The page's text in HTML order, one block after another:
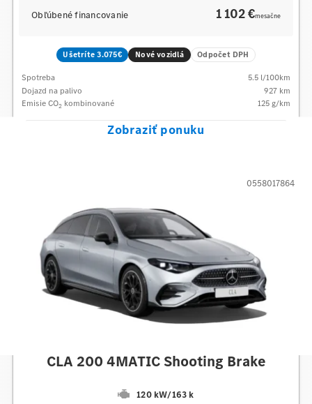
Obľúbené financovanie 1 102 €mesačne
Ušetríte 3.075€ Nové vozidlá Odpočet DPH
Spotreba 5.5 l/100km
Dojazd na palivo
927 km
Emisie CO2 kombinované 125g/km
Zobraziť ponuku
CLA 200 4MATIC Shooting Brake
120 kW/163 k
0558017864